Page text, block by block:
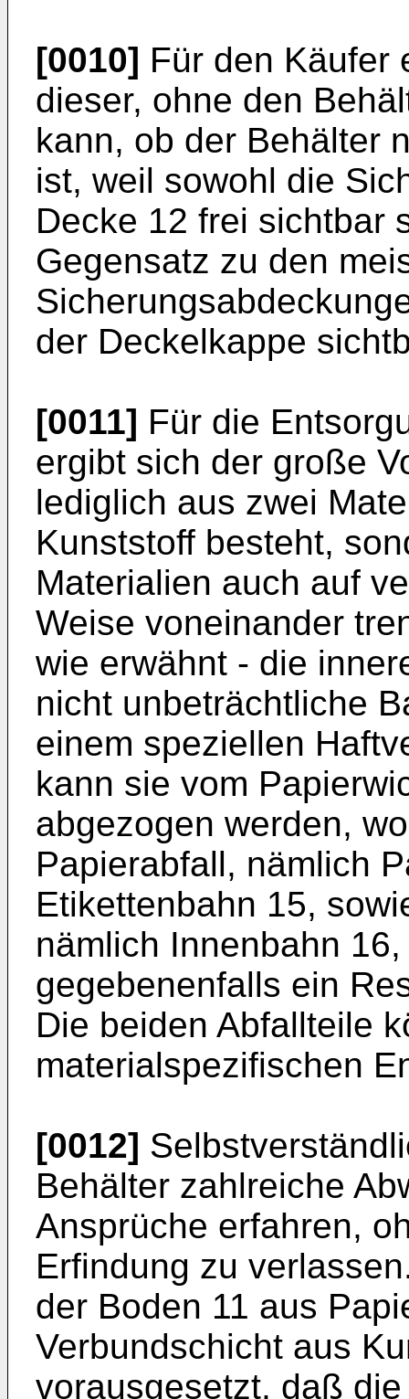
[0010] Für den Käufer
dieser, ohne den
kann, ob der Behälter
ist, weil sowohl die
Decke 12 frei sichtbar
Gegensatz zu den
der Deckelkappe
[0011] Für die
ergibt sich der große
lediglich aus zwei
Kunststoff besteht,
Materialien auch auf
Weise voneinander
wie erwähnt - die
nicht unbeträchtliche
einem speziellen
kann sie vom
abgezogen werden,
Papierabfall, nämlich
Etikettenbahn 15,
nämlich Innenbahn
gegebenenfalls ein
Die beiden Abfallteile
materialspezifischen
[0012]
Behälter zahlreiche
Ansprüche erfahren,
Erfindung zu
der Boden 11 aus
Verbundschicht aus
vorausgesetzt, daß